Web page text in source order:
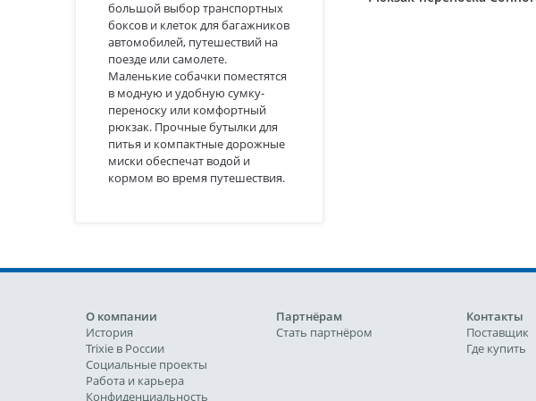
большой выбор транспортных
боксов и клеток для багажников
автомобилей, путешествий на
поезде или самолете.
Маленькие собачки поместятся
в модную и удобную сумку-
переноску или комфортный
рюкзак. Прочные бутылки для
питья и компактные дорожные
миски обеспечат водой и
кормом во время путешествия.
О компании
История
Trixie в России
Социальные проекты
Работа и карьера
Конфиденциальность
Партнёрам
Стать партнёром
Контакты
Поставщик
Где купить